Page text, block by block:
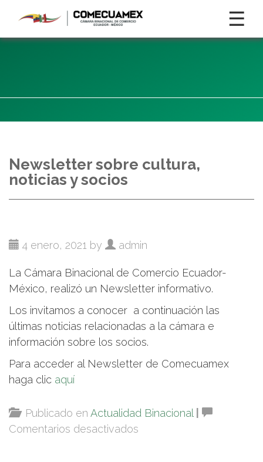
☰
Newsletter sobre cultura,
noticias y socios
4 enero, 2021 by admin
La Cámara Binacional de Comercio Ecuador-
México, realizó un Newsletter informativo.
Los invitamos a conocer a continuación las
últimas noticias relacionadas a la cámara e
información sobre los socios.
Para acceder al Newsletter de Comecuamex
haga clic aquí
Publicado en Actualidad Binacional
Comentarios desactivados